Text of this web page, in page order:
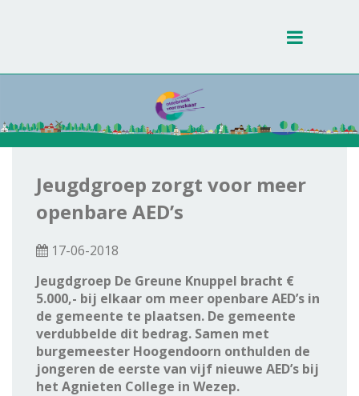
Toggle
Jeugdgroep zorgt voor meer
openbare AED’s
17-06-2018
Jeugdgroep De Greune Knuppel bracht €
5.000,- bij elkaar om meer openbare AED’s in
de gemeente te plaatsen. De gemeente
verdubbelde dit bedrag. Samen met
burgemeester Hoogendoorn onthulden de
jongeren de eerste van vijf nieuwe AED’s bij
het Agnieten College in Wezep.